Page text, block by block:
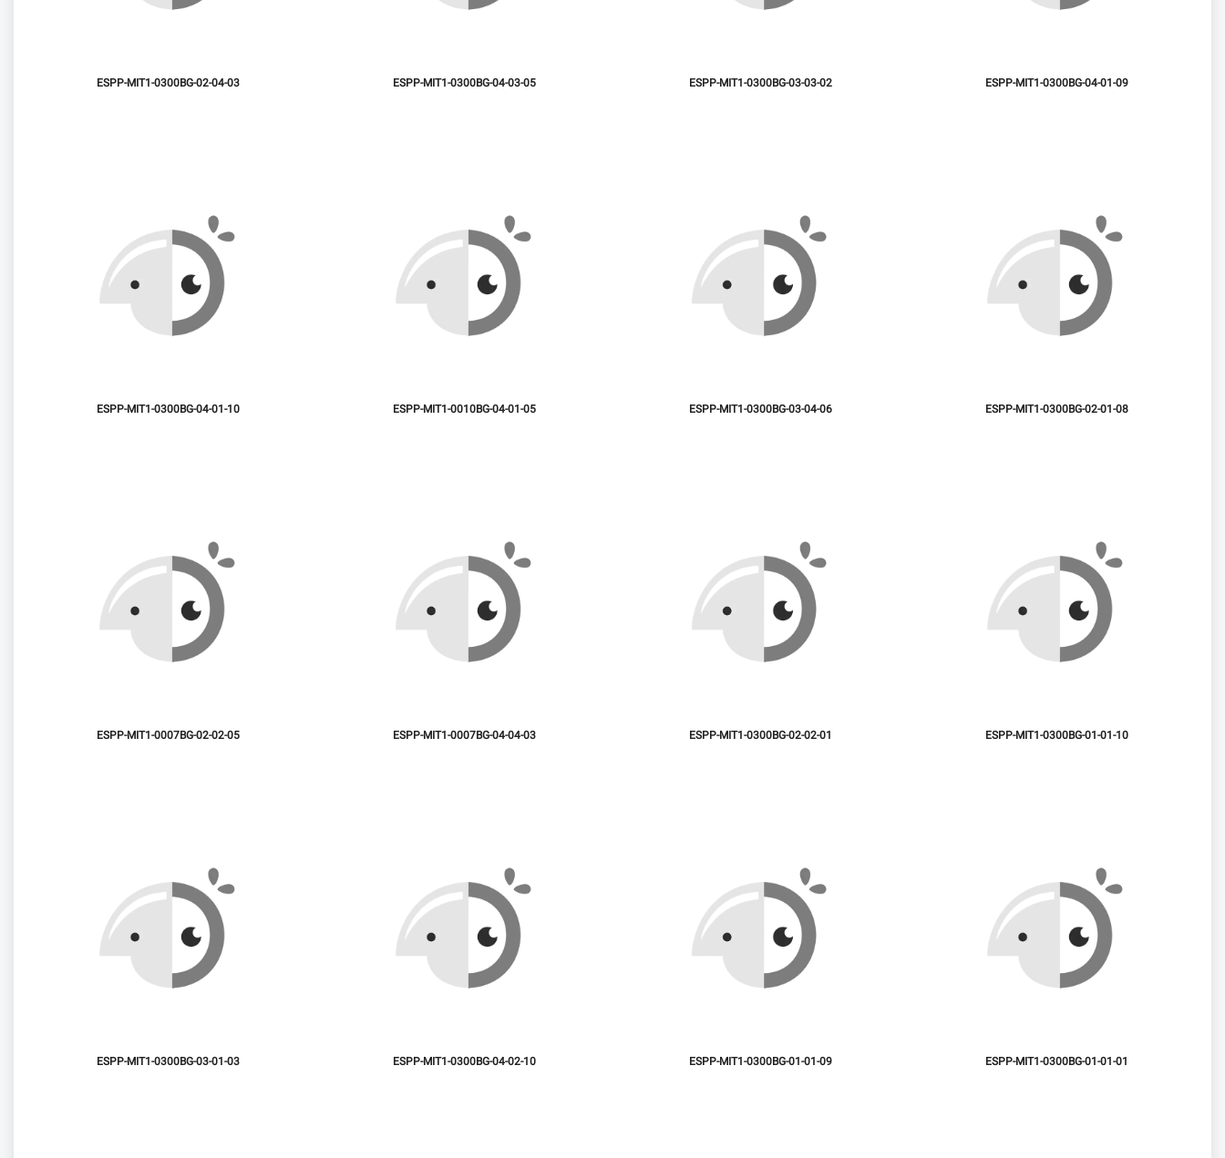
ESPP-MIT1-0300BG-04-01-09
ESPP-MIT1-0300BG-03-03-02
ESPP-MIT1-0300BG-04-03-05
ESPP-MIT1-0300BG-02-04-03
ESPP-MIT1-0300BG-02-01-08
ESPP-MIT1-0300BG-03-04-06
ESPP-MIT1-0010BG-04-01-05
ESPP-MIT1-0300BG-04-01-10
ESPP-MIT1-0300BG-01-01-10
ESPP-MIT1-0300BG-02-02-01
ESPP-MIT1-0007BG-04-04-03
ESPP-MIT1-0007BG-02-02-05
ESPP-MIT1-0300BG-01-01-01
ESPP-MIT1-0300BG-01-01-09
ESPP-MIT1-0300BG-04-02-10
ESPP-MIT1-0300BG-03-01-03